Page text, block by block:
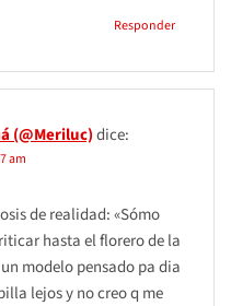
Responder
(@Meriluc)dice:
am
de realidad: «Sómo
hasta el florero de la
modelo pensado pa dia
lejos y no creo q me